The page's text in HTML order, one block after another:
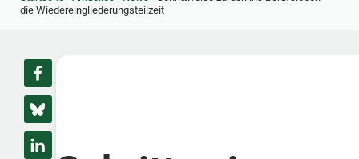
die Wiedereingliederungsteilzeit